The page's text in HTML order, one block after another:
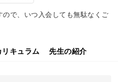
で、いつ入会しても無駄なくご
リキュラム 先生の紹介